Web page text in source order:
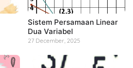
Sistem Persamaan Linear
Dua Variabel
27 December, 2025